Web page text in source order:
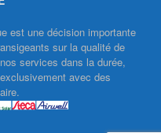
est une décision importante
sur la qualité de
services dans la durée,
avec des